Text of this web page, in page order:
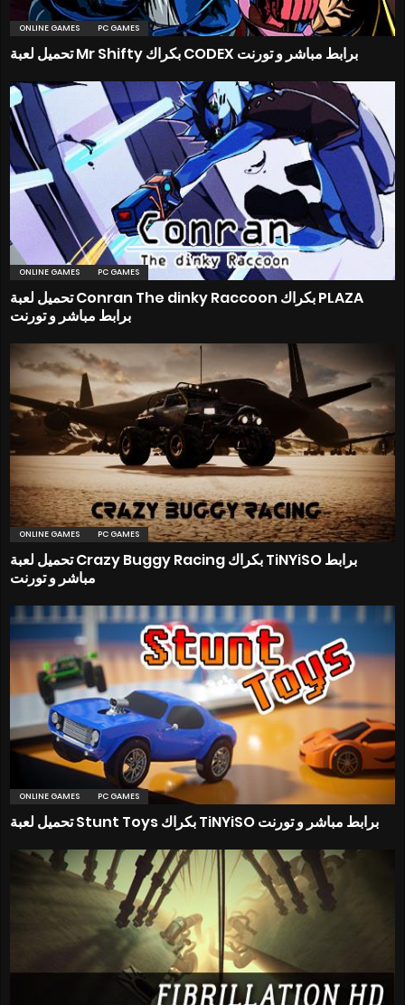
ONLINE GAMES PC GAMES
تحميل لعبة Mr Shifty بكراك CODEX برابط مباشر و تورنت
ONLINE GAMES PC GAMES
تحميل لعبة Conran The dinky Raccoon بكراك PLAZA
برابط مباشر و تورنت
ONLINE GAMES PC GAMES
تحميل لعبة Crazy Buggy Racing بكراك TiNYiSO برابط
مباشر و تورنت
ONLINE GAMES PC GAMES
تحميل لعبة Stunt Toys بكراك TiNYiSO برابط مباشر و تورنت